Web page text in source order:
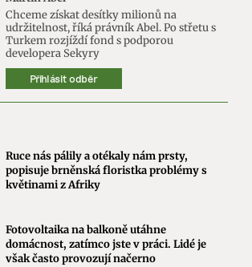
Chceme získat desítky milionů na
udržitelnost, říká právník Abel. Po střetu s
Turkem rozjíždí fond s podporou
developera Sekyry
Přihlásit odběr
Ruce nás pálily a otékaly nám prsty,
popisuje brněnská floristka problémy s
květinami z Afriky
Fotovoltaika na balkoně utáhne
domácnost, zatímco jste v práci. Lidé je
však často provozují načerno